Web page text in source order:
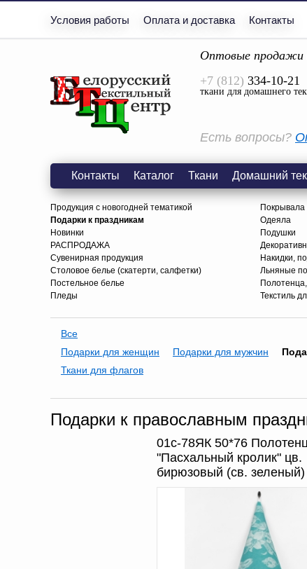
Условия работы Оплата и доставка Контакты
Оптовые продажи
+7 (812) 334-10-21
ткани для домашнего
Есть вопросы?
Контакты Каталог Ткани Домашний
Продукция с новогодней тематикой
Подарки к праздникам
Новинки
РАСПРОДАЖА
Сувенирная продукция
Столовое белье (скатерти, салфетки)
Постельное белье
Пледы
Покрывала
Одеяла
Подушки
Накидки,
Льняные
Текстиль
Все
Подарки для женщин
Подарки для мужчин
Ткани для флагов
Подарки к православным
01с-78ЯК 50*76
"Пасхальный кролик" цв.
бирюзовый (св. зеленый)